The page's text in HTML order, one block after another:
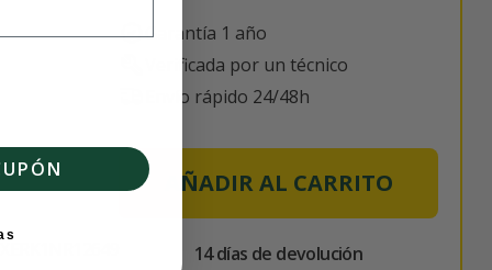
Garantía 1 año
Verificada por un técnico
Envío rápido 24/48h
AÑADIR AL CARRITO
14 días de devolución